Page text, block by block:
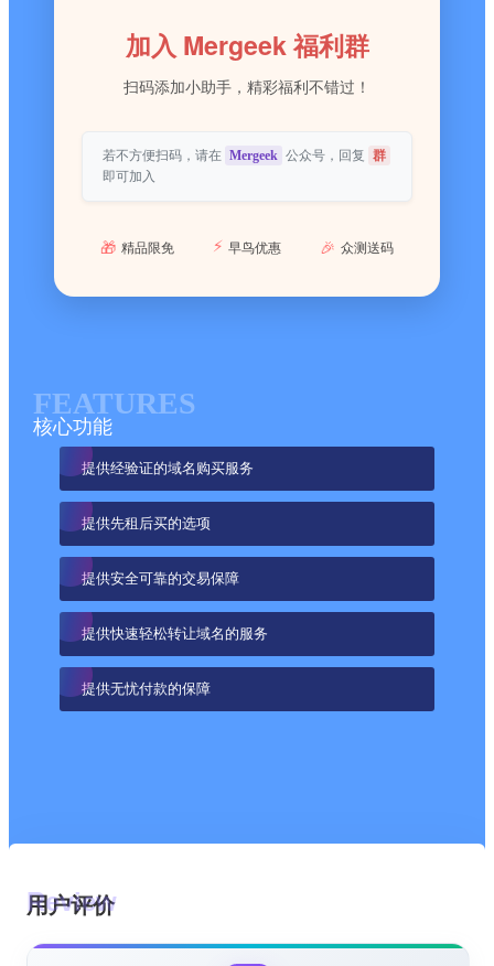
加入 Mergeek 福利群
扫码添加小助手，精彩福利不错过！
若不方便扫码，请在 Mergeek 公众号，回复 群
即可加入
🎁 精品限免 ⚡ 早鸟优惠 🎉 众测送码
FEATURES
核心功能
提供经验证的域名购买服务
提供先租后买的选项
提供安全可靠的交易保障
提供快速轻松转让域名的服务
提供无忧付款的保障
用户评价